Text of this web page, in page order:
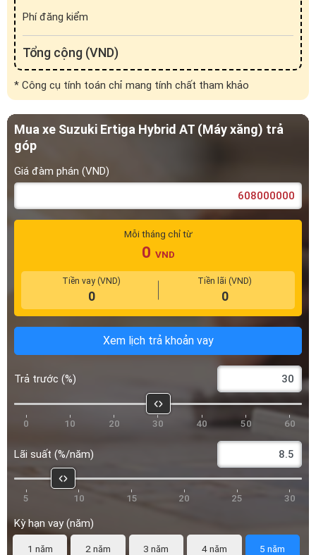
Phí đăng kiểm
Tổng cộng (VND)
* Công cụ tính toán chỉ mang tính chất tham khảo
Mua xe Suzuki Ertiga Hybrid AT (Máy xăng) trả
góp
Giá đàm phán (VND)
Mỗi tháng chỉ từ
0 VND
Tiền vay (VND)
0
Tiền lãi (VND)
0
Xem lịch trả khoản vay
Trả trước (%)
0 10 20 30 40 50 60
Lãi suất (%/năm)
5 10 15 20 25 30
Kỳ hạn vay (năm)
1 năm 2 năm 3 năm 4 năm 5 năm